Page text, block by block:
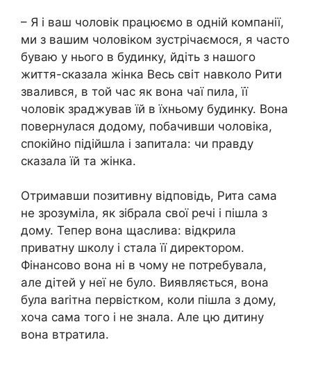
– Я і ваш чоловік працюємо в одній компанії,
ми з вашим чоловіком зустрічаємося, я часто
буваю у нього в будинку, йдіть з нашого
життя-сказала жінка Весь світ навколо Рити
звалився, в той час як вона чаї пила, її
чоловік зраджував їй в їхньому будинку. Вона
повернулася додому, побачивши чоловіка,
спокійно підійшла і запитала: чи правду
сказала їй та жінка.
Отримавши позитивну відповідь, Рита сама
не зрозуміла, як зібрала свої речі і пішла з
дому. Тепер вона щаслива: відкрила
приватну школу і стала її директором.
Фінансово вона ні в чому не потребувала,
але дітей у неї не було. Виявляється, вона
була ваrітна первістком, коли пішла з дому,
хоча сама того і не знала. Але цю дитину
вона втратила.